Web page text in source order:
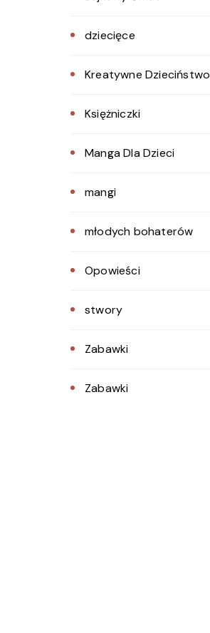
dziecięce
Kreatywne Dzieciństwo
Księżniczki
Manga Dla Dzieci
mangi
młodych bohaterów
Opowieści
stwory
Zabawki
Zabawki